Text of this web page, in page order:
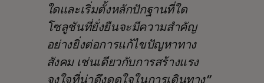
ใดและเริ่มตั้งหลักปักฐานที่ใด
โซลูชันที่ยั่งยืนจะมีความสำคัญ
อย่างยิ่งต่อการแก้ไขปัญหาทาง
สังคม เช่นเดียวกับการสร้างแรง
จูงใจที่น่าดึงดูดใจในการเดินทาง